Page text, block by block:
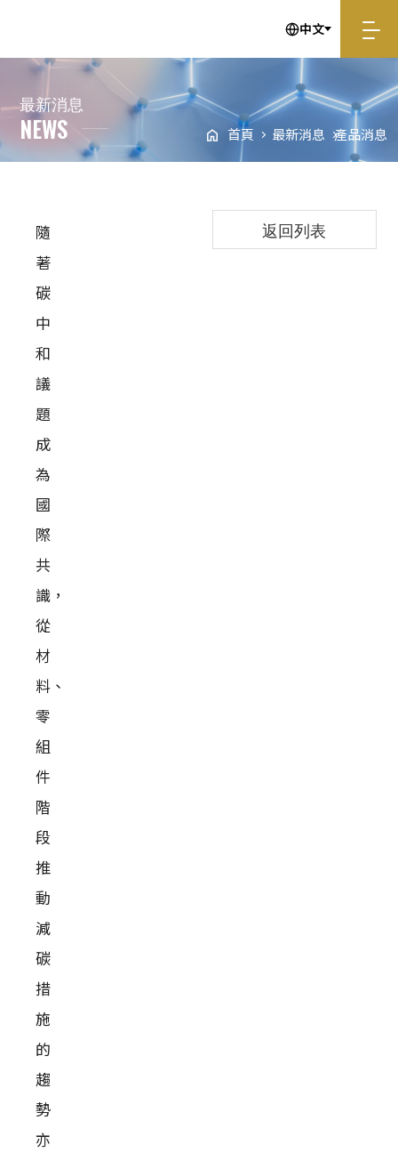
中文
趨勢脈動｜永續浪潮，帶動產業綠革命
最新消息
NEWS 首頁 最新消息 產品消息
隨
著
碳
中
和
議
題
成
為
國
際
共
識，
從
材
料、
零
組
件
階
段
推
動
減
碳
措
施
的
趨
勢
亦
返回列表